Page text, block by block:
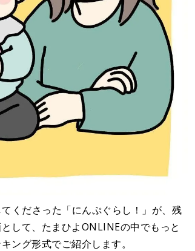
くださった「にんぷぐらし！」が、残
して、たまひよONLINEの中でもっと
ング形式でご紹介します。